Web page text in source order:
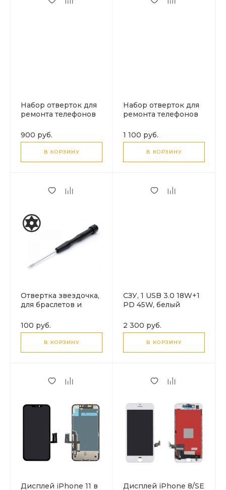
Набор отверток для
ремонта телефонов
900 руб.
В КОРЗИНУ
Набор отверток для
ремонта телефонов
1 100 руб.
В КОРЗИНУ
Отвертка звездочка,
для браслетов и
100 руб.
В КОРЗИНУ
СЗУ, 1 USB 3.0 18W+1
PD 45W, белый
2 300 руб.
В КОРЗИНУ
Дисплей iPhone 11 в Дисплей iPhone 8/SE